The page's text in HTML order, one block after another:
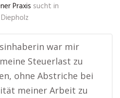
Praxis sucht in
war mir
Steuerlast zu
ohne Abstriche bei
meiner Arbeit zu